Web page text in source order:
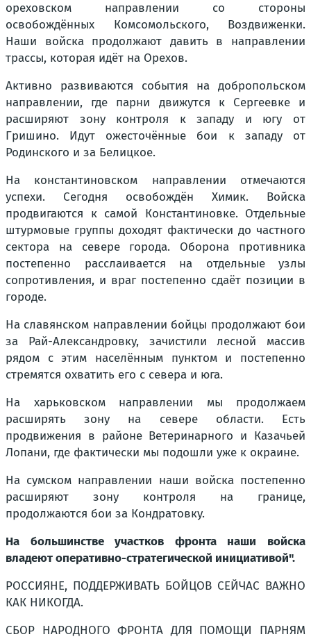
ореховском направлении со стороны
освобождённых Комсомольского, Воздвиженки.
Наши войска продолжают давить в направлении
трассы, которая идёт на Орехов.
Активно развиваются события на добропольском
направлении, где парни движутся к Сергеевке и
расширяют зону контроля к западу и югу от
Гришино. Идут ожесточённые бои к западу от
Родинского и за Белицкое.
На константиновском направлении отмечаются
успехи. Сегодня освобождён Химик. Войска
продвигаются к самой Константиновке. Отдельные
штурмовые группы доходят фактически до частного
сектора на севере города. Оборона противника
постепенно расслаивается на отдельные узлы
сопротивления, и враг постепенно сдаёт позиции в
городе.
На славянском направлении бойцы продолжают бои
за Рай-Александровку, зачистили лесной массив
рядом с этим населённым пунктом и постепенно
стремятся охватить его с севера и юга.
На харьковском направлении мы продолжаем
расширять зону на севере области. Есть
продвижения в районе Ветеринарного и Казачьей
Лопани, где фактически мы подошли уже к окраине.
На сумском направлении наши войска постепенно
расширяют зону контроля на границе,
продолжаются бои за Кондратовку.
На большинстве участков фронта наши войска
владеют оперативно-стратегической инициативой".
РОССИЯНЕ, ПОДДЕРЖИВАТЬ БОЙЦОВ СЕЙЧАС ВАЖНО
КАК НИКОГДА.
СБОР НАРОДНОГО ФРОНТА ДЛЯ ПОМОЩИ ПАРНЯМ